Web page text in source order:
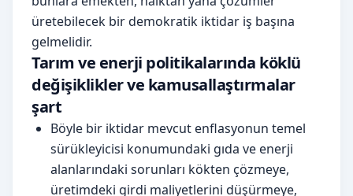
üretebilecek bir demokratik iktidar iş başına
gelmelidir.
Tarım ve enerji politikalarında köklü
değişiklikler ve kamusallaştırmalar
şart
Böyle bir iktidar mevcut enflasyonun temel
sürükleyicisi konumundaki gıda ve enerji
alanlarındaki sorunları kökten çözmeye,
üretimdeki girdi maliyetlerini düşürmeye,